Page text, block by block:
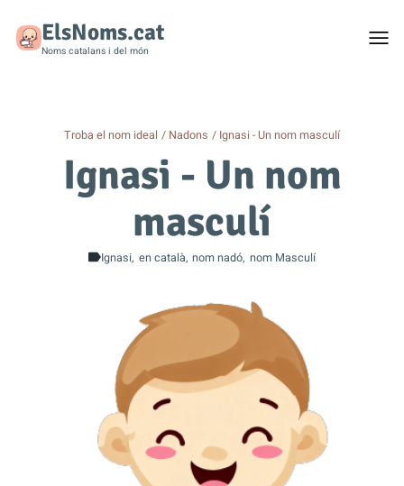
ElsNoms.cat
Noms catalans i del món
Troba el nom ideal Nadons Ignasi - Un nom masculí
Ignasi - Un nom
masculí
Ignasi en català nom nadó nom Masculí